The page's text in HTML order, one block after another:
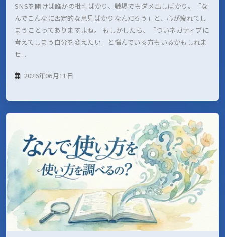
SNSを開けば誰かの批判ばかり、職場でもダメ出しばかり。「な
んでこんなに否定的な意見ばかりなんだろう」と、心が疲れてし
まうことってありますよね。 もしかしたら、「ついネガティブに
考えてしまう自分を変えたい」と悩んでいる方もいるかもしれま
せ...
2026年06月11日